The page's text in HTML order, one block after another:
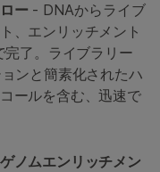
ー - DNAからライブ
、エンリッチメント
了。ライブラリー
ンと簡素化されたハ
ールを含む、迅速で
ノムエンリッチメン